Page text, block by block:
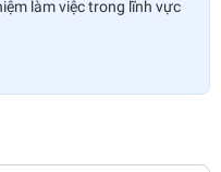
làm việc trong lĩnh vực